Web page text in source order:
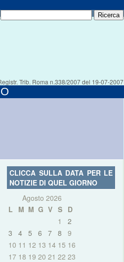
Trib. Roma n.338/2007 del 19-07-2007
CLICCA SULLA DATA PER LE
NOTIZIE DI QUEL GIORNO
Agosto 2026
L
M M G V S D
1
2
3
4 5 6 7 8
9
10 11 12 13 14 15 16
17 18 19 20 21 22 23